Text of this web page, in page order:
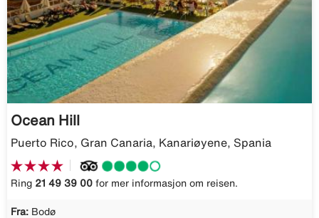
Ocean Hill
Puerto Rico, Gran Canaria, Kanariøyene, Spania
Ring 21 49 39 00 for mer informasjon om reisen.
Fra: Bodø